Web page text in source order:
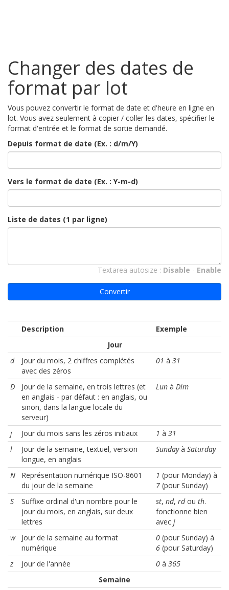
Changer des dates de
format par lot
Vous pouvez convertir le format de date et d'heure en ligne en
lot. Vous avez seulement à copier / coller les dates, spécifier le
format d'entrée et le format de sortie demandé.
Depuis format de date (Ex. : d/m/Y)
Vers le format de date (Ex. : Y-m-d)
Liste de dates (1 par ligne)
Textarea autosize : Disable - Enable
Convertir
Description
Exemple
Jour
d
Jour du mois, 2 chiffres complétés
avec des zéros
01 à 31
D
Jour de la semaine, en trois lettres (et
en anglais - par défaut : en anglais, ou
sinon, dans la langue locale du
serveur)
Lun à Dim
j Jour du mois sans les zéros initiaux 1 à 31
l
Jour de la semaine, textuel, version
longue, en anglais
Sundayà Saturday
N
Représentation numérique ISO-8601
du jour de la semaine
1 (pour Monday) à
7 (pour Sunday)
S
Suffixe ordinal d'un nombre pour le
jour du mois, en anglais, sur deux
lettres
st, nd, rdou th.
fonctionne bien
avec j
w
Jour de la semaine au format
numérique
0 (pour Sunday) à
6 (pour Saturday)
z
Jour de l'année 0 à 365
Semaine